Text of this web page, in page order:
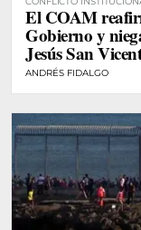
El COAM
Gobierno y
Jesús San
ANDRÉS FIDALGO